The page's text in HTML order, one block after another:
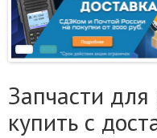
Запчасти
купить с